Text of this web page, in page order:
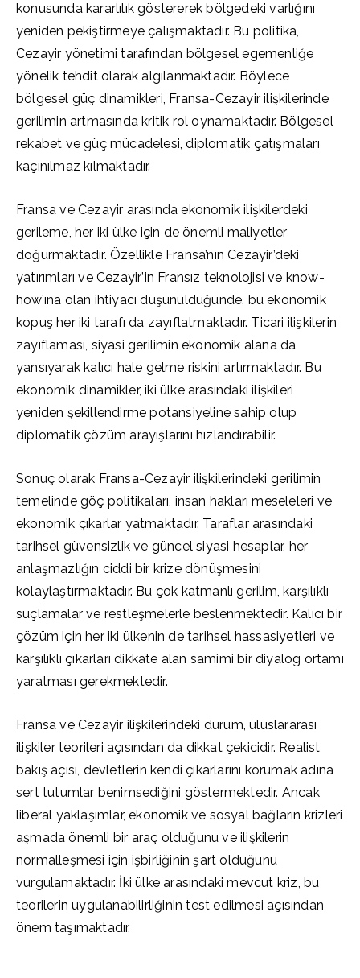
konusunda kararlılık göstererek bölgedeki varlığını
yeniden pekiştirmeye çalışmaktadır. Bu politika,
Cezayir yönetimi tarafından bölgesel egemenliğe
yönelik tehdit olarak algılanmaktadır. Böylece
bölgesel güç dinamikleri, Fransa-Cezayir ilişkilerinde
gerilimin artmasında kritik rol oynamaktadır. Bölgesel
rekabet ve güç mücadelesi, diplomatik çatışmaları
kaçınılmaz kılmaktadır.
Fransa ve Cezayir arasında ekonomik ilişkilerdeki
gerileme, her iki ülke için de önemli maliyetler
doğurmaktadır. Özellikle Fransa’nın Cezayir’deki
yatırımları ve Cezayir’in Fransız teknolojisi ve know-
how’ına olan ihtiyacı düşünüldüğünde, bu ekonomik
kopuş her iki tarafı da zayıflatmaktadır. Ticari ilişkilerin
zayıflaması, siyasi gerilimin ekonomik alana da
yansıyarak kalıcı hale gelme riskini artırmaktadır. Bu
ekonomik dinamikler, iki ülke arasındaki ilişkileri
yeniden şekillendirme potansiyeline sahip olup
diplomatik çözüm arayışlarını hızlandırabilir.
Sonuç olarak Fransa-Cezayir ilişkilerindeki gerilimin
temelinde göç politikaları, insan hakları meseleleri ve
ekonomik çıkarlar yatmaktadır. Taraflar arasındaki
tarihsel güvensizlik ve güncel siyasi hesaplar, her
anlaşmazlığın ciddi bir krize dönüşmesini
kolaylaştırmaktadır. Bu çok katmanlı gerilim, karşılıklı
suçlamalar ve restleşmelerle beslenmektedir. Kalıcı bir
çözüm için her iki ülkenin de tarihsel hassasiyetleri ve
karşılıklı çıkarları dikkate alan samimi bir diyalog ortamı
yaratması gerekmektedir.
Fransa ve Cezayir ilişkilerindeki durum, uluslararası
ilişkiler teorileri açısından da dikkat çekicidir. Realist
bakış açısı, devletlerin kendi çıkarlarını korumak adına
sert tutumlar benimsediğini göstermektedir. Ancak
liberal yaklaşımlar, ekonomik ve sosyal bağların krizleri
aşmada önemli bir araç olduğunu ve ilişkilerin
normalleşmesi için işbirliğinin şart olduğunu
vurgulamaktadır. İki ülke arasındaki mevcut kriz, bu
teorilerin uygulanabilirliğinin test edilmesi açısından
önem taşımaktadır.